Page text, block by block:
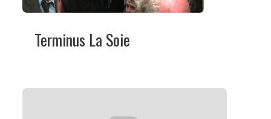
Terminus La Soie